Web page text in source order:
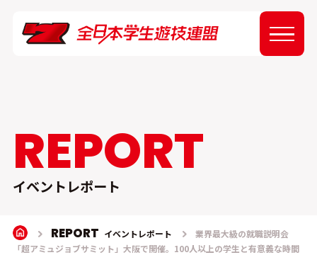
ABOUT
EVENT
REPORT
REPORT
イベントレポート
REPORT イベントレポート
業界最大級の就職説明会
「超アミュジョブサミット」大阪で開催。100人以上の学生と有意義な時間